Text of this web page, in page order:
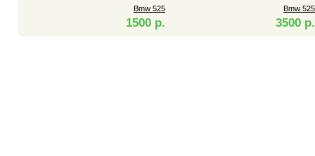
Bmw 525
1500 р.
Bmw 525
3500 р.